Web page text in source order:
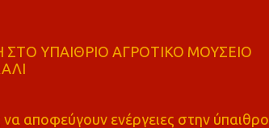
ΥΠΑΙΘΡΙΟ ΑΓΡΟΤΙΚΟ ΜΟΥΣΕΙΟ
αποφεύγουν ενέργειες στην